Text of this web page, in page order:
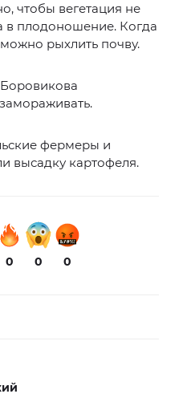
чтобы вегетация не
в плодоношение. Когда
рыхлить почву.
фермеры и
высадку картофеля.
0 0 0